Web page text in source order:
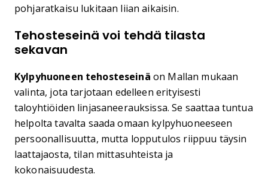
pohjaratkaisu lukitaan liian aikaisin.
Tehosteseinä voi tehdä tilasta
sekavan
Kylpyhuoneen tehosteseinä on Mallan mukaan
valinta, jota tarjotaan edelleen erityisesti
taloyhtiöiden linjasaneerauksissa. Se saattaa tuntua
helpolta tavalta saada omaan kylpyhuoneeseen
persoonallisuutta, mutta lopputulos riippuu täysin
laattajaosta, tilan mittasuhteista ja
kokonaisuudesta.